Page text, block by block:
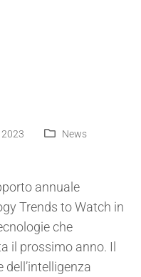
2023
News
annuale
Trends to Watch in
che
il prossimo anno. Il
dell’intelligenza